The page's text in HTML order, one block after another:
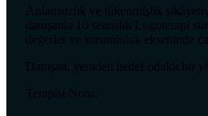
Anlamsızlık ve tükenmişlik
danışanla 10 seanslık Logoterapi
değerler ve sorumluluk ekseninde
Danışan, yeniden hedef odaklı bir
Terapist Notu: